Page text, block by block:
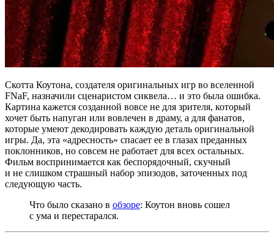
Скотта Коутона, создателя оригинальных игр во вселенной
FNaF, назначили сценаристом сиквела… и это была ошибка.
Картина кажется созданной вовсе не для зрителя, который
хочет быть напуган или вовлечен в драму, а для фанатов,
которые умеют декодировать каждую деталь оригинальной
игры. Да, эта «адресность» спасает ее в глазах преданных
поклонников, но совсем не работает для всех остальных.
Фильм воспринимается как беспорядочный, скучный
и не слишком страшный набор эпизодов, заточенных под
следующую часть.
Что было сказано в обзоре: Коутон вновь сошел
с ума и перестарался.